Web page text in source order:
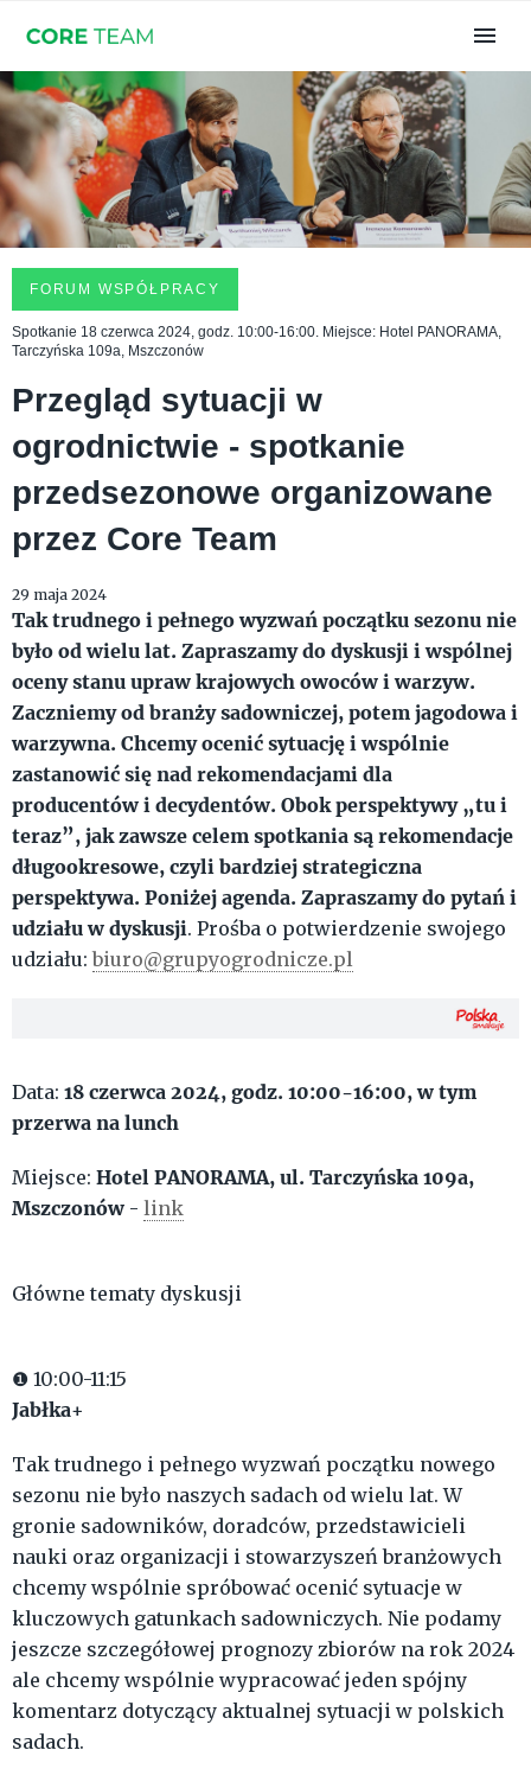
FORUM WSPÓŁPRACY
Spotkanie 18 czerwca 2024, godz. 10:00-16:00. Miejsce: Hotel PANORAMA,
Tarczyńska 109a, Mszczonów
Przegląd sytuacji w
ogrodnictwie - spotkanie
przedsezonowe organizowane
przez Core Team
29 maja 2024
Tak trudnego i pełnego wyzwań początku sezonu nie
było od wielu lat. Zapraszamy do dyskusji i wspólnej
oceny stanu upraw krajowych owoców i warzyw.
Zaczniemy od branży sadowniczej, potem jagodowa i
warzywna. Chcemy ocenić sytuację i wspólnie
zastanowić się nad rekomendacjami dla
producentów i decydentów. Obok perspektywy „tu i
teraz”, jak zawsze celem spotkania są rekomendacje
długookresowe, czyli bardziej strategiczna
perspektywa. Poniżej agenda. Zapraszamy do pytań i
udziału w dyskusji. Prośba o potwierdzenie swojego
udziału:biuro@grupyogrodnicze.pl
Data: 18czerwca2024, godz. 10:00-16:00, w tym
przerwa na lunch
Miejsce: Hotel PANORAMA, ul. Tarczyńska 109a,
Mszczonów - link
Główne tematy dyskusji
❶ 10:00-11:15
Jabłka+
Tak trudnego i pełnego wyzwań początku nowego
sezonu nie było naszych sadach od wielu lat. W
gronie sadowników, doradców, przedstawicieli
nauki oraz organizacji i stowarzyszeń branżowych
chcemy wspólnie spróbować ocenić sytuacje w
kluczowych gatunkach sadowniczych. Nie podamy
jeszcze szczegółowej prognozy zbiorów na rok 2024
ale chcemy wspólnie wypracować jeden spójny
komentarz dotyczący aktualnej sytuacji w polskich
sadach.